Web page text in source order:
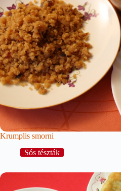
Krumplis smorni
Sós tészták